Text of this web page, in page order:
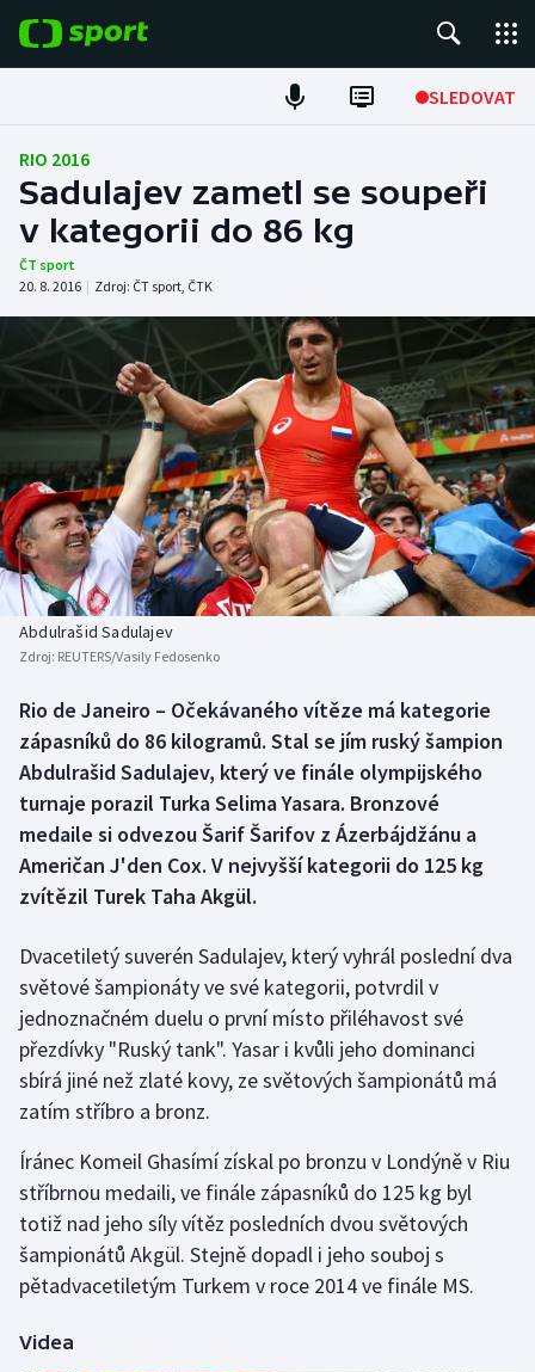
SLEDOVAT
ME v atletice
ME v plavání
Fotbal
Hokej
Tenis
DALŠÍ SPORTY
Americký fotbal
Atletika
Baseball a softbal
Basketbal
Biatlon
Boby a skeleton
Box
Curling
Cyklistika
Dostihy
Florbal
Futsal
Golf
Gymnastika
Házená
Jezdectví
NEPŘEHLÉDNĚTE
Soutěže
Historické návraty
Aplikace ČT sport
AZ kvíz
RIO 2016
Sadulajev zametl se soupeři
v kategorii do 86 kg
ČT sport
20. 8. 2016 | Zdroj: ČT sport, ČTK
Abdulrašid Sadulajev
Zdroj: REUTERS/Vasily Fedosenko
Rio de Janeiro – Očekávaného vítěze má kategorie
zápasníků do 86 kilogramů. Stal se jím ruský šampion
Abdulrašid Sadulajev, který ve finále olympijského
turnaje porazil Turka Selima Yasara. Bronzové
medaile si odvezou Šarif Šarifov z Ázerbájdžánu a
Američan J'den Cox. V nejvyšší kategorii do 125 kg
zvítězil Turek Taha Akgül.
Dvacetiletý suverén Sadulajev, který vyhrál poslední dva
světové šampionáty ve své kategorii, potvrdil v
jednoznačném duelu o první místo přiléhavost své
přezdívky "Ruský tank". Yasar i kvůli jeho dominanci
sbírá jiné než zlaté kovy, ze světových šampionátů má
zatím stříbro a bronz.
Íránec Komeil Ghasímí získal po bronzu v Londýně v Riu
stříbrnou medaili, ve finále zápasníků do 125 kg byl
totiž nad jeho síly vítěz posledních dvou světových
šampionátů Akgül. Stejně dopadl i jeho souboj s
pětadvacetiletým Turkem v roce 2014 ve finále MS.
Videa